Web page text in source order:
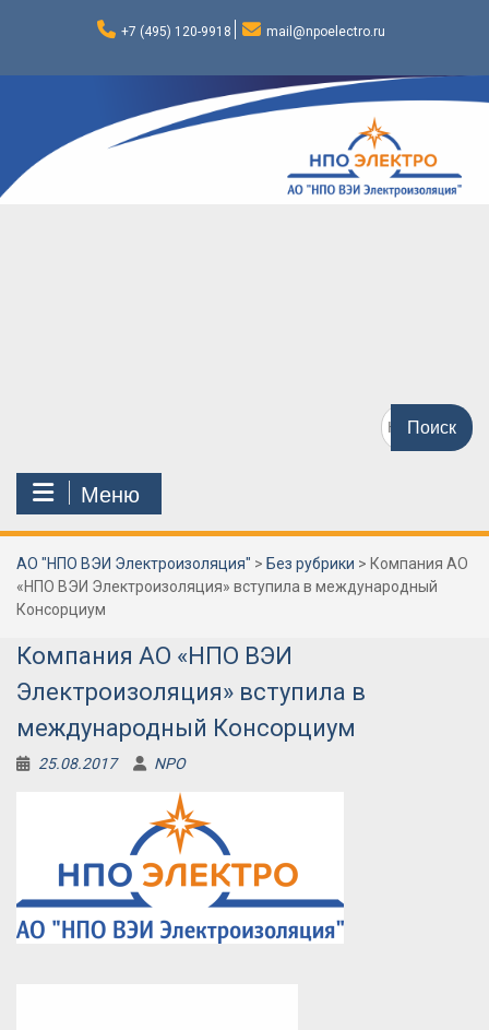
+7 (495) 120-9918 mail@npoelectro.ru
Поиск
по:
Меню
АО "НПО ВЭИ Электроизоляция" > Без рубрики > Компания АО
«НПО ВЭИ Электроизоляция» вступила в международный
Консорциум
Компания АО «НПО ВЭИ
Электроизоляция» вступила в
международный Консорциум
25.08.2017 NPO